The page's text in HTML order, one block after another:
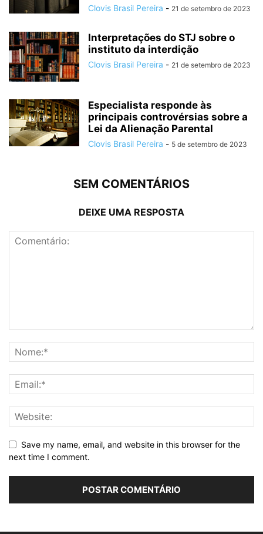
Clovis Brasil Pereira - 21 de setembro de 2023
Interpretações do STJ sobre o
instituto da interdição
Clovis Brasil Pereira - 21 de setembro de 2023
Especialista responde às
principais controvérsias sobre a
Lei da Alienação Parental
Clovis Brasil Pereira - 5 de setembro de 2023
SEM COMENTÁRIOS
DEIXE UMA RESPOSTA
Save my name, email, and website in this browser for the
next time I comment.